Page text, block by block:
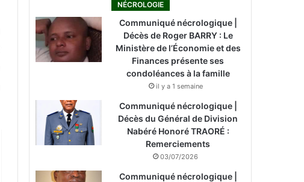
NÉCROLOGIE
Communiqué nécrologique |
Décès de Roger BARRY : Le
Ministère de l’Économie et des
Finances présente ses
condoléances à la famille
il y a 1 semaine
Communiqué nécrologique |
Décès du Général de Division
Nabéré Honoré TRAORÉ :
Remerciements
03/07/2026
Communiqué nécrologique |